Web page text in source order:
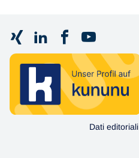
Dati editoriali